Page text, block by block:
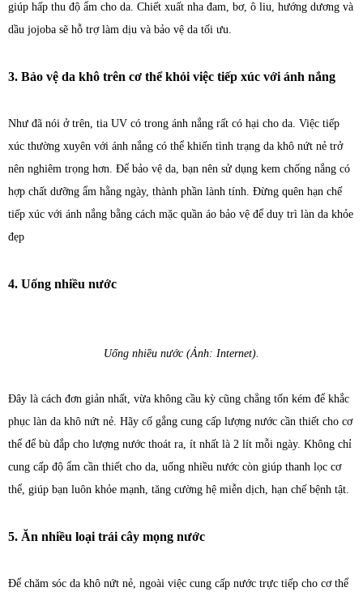
giúp hấp thu độ ẩm cho da. Chiết xuất nha đam, bơ, ô liu, hướng dương và
dầu jojoba sẽ hỗ trợ làm dịu và bảo vệ da tối ưu.
3. Bảo vệ da khô trên cơ thể khỏi việc tiếp xúc với ánh nắng
Như đã nói ở trên, tia UV có trong ánh nắng rất có hại cho da. Việc tiếp
xúc thường xuyên với ánh nắng có thể khiến tình trạng da khô nứt nẻ trở
nên nghiêm trọng hơn. Để bảo vệ da, bạn nên sử dụng kem chống nắng có
hợp chất dưỡng ẩm hằng ngày, thành phần lành tính. Đừng quên hạn chế
tiếp xúc với ánh nắng bằng cách mặc quần áo bảo vệ để duy trì làn da khỏe
đẹp
4. Uống nhiều nước
Uống nhiều nước (Ảnh: Internet).
Đây là cách đơn giản nhất, vừa không cầu kỳ cũng chẳng tốn kém để khắc
phục làn da khô nứt nẻ. Hãy cố gắng cung cấp lượng nước cần thiết cho cơ
thể để bù đắp cho lượng nước thoát ra, ít nhất là 2 lít mỗi ngày. Không chỉ
cung cấp độ ẩm cần thiết cho da, uống nhiều nước còn giúp thanh lọc cơ
thể, giúp bạn luôn khỏe mạnh, tăng cường hệ miễn dịch, hạn chế bệnh tật.
5. Ăn nhiều loại trái cây mọng nước
Để chăm sóc da khô nứt nẻ, ngoài việc cung cấp nước trực tiếp cho cơ thể